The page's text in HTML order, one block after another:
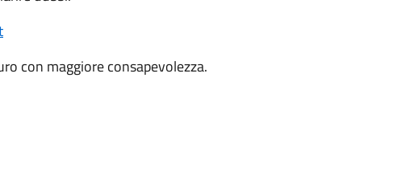
con maggiore consapevolezza.